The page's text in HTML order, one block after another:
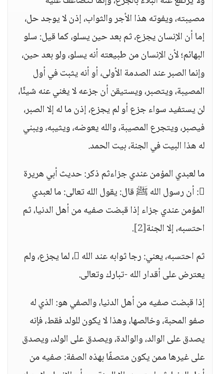
مصيبته، ويفوته هذا الأجر والثواب، إذن لا يوجد حل،
إما أن الإنسان يجزع، ثم بعد حين يسلو، كما قيل: سلو
البهائم؛ لأن الإنسان من طبيعته أنه يسلو، ولو بعد حين،
وإنما الصبر عند الصدمة الأولى، أو أنه يثبت في أول
المصيبة، ويتصبر، ويستيقن أن جزعه لا يغني عنه شيئًا،
لن يستفيد سواء جزع أو لم يجزع، إذن ما له إلا الصبر،
فيصبر، ويتجرع المصيبة، والله يعوضه، ويثيبه، ويبني
له هذا البيت في الجنة، بيت الحمد.
ما لعبدي المؤمن عندي جزاءثم ذكر: حديث أبي هريرة
: أن رسول الله ﷺ قال: يقول الله تعالى: ما لعبدي
المؤمن عندي جزاء إذا قبضت صفيه من أهل الدنيا، ثم
احتسبه، إلا الجنة[2]
.
ثم احتسبه، يعني: رجا ثوابه عند الله ، لما يجزع، ولم
يعترض على أقدار الله -تبارك وتعالى.
إذا قبضت صفيه من أهل الدنيا، والصفي هو: الذي له
صفو المحبة، وخالصها، وهذا لا يكون للولد فقط، فإنه
يصدق على الوالد، والوالدة، ويصدق على الولد، ويصدق
على غيرها ممن يكون متصفًا بهذه الصفة: صفيه من